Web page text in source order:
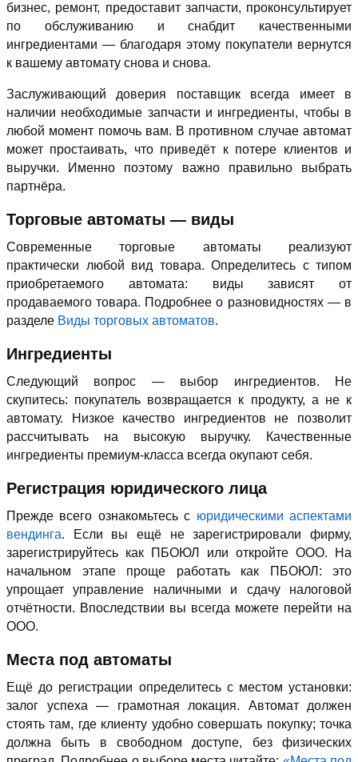
бизнес, ремонт, предоставит запчасти, проконсультирует
по обслуживанию и снабдит качественными
ингредиентами — благодаря этому покупатели вернутся
к вашему автомату снова и снова.
Заслуживающий доверия поставщик всегда имеет в
наличии необходимые запчасти и ингредиенты, чтобы в
любой момент помочь вам. В противном случае автомат
может простаивать, что приведёт к потере клиентов и
выручки. Именно поэтому важно правильно выбрать
партнёра.
Торговые автоматы — виды
Современные торговые автоматы реализуют
практически любой вид товара. Определитесь с типом
приобретаемого автомата: виды зависят от
продаваемого товара. Подробнее о разновидностях — в
разделе Виды торговых автоматов.
Ингредиенты
Следующий вопрос — выбор ингредиентов. Не
скупитесь: покупатель возвращается к продукту, а не к
автомату. Низкое качество ингредиентов не позволит
рассчитывать на высокую выручку. Качественные
ингредиенты премиум-класса всегда окупают себя.
Регистрация юридического лица
Прежде всего ознакомьтесь с юридическими аспектами
вендинга. Если вы ещё не зарегистрировали фирму,
зарегистрируйтесь как ПБОЮЛ или откройте ООО. На
начальном этапе проще работать как ПБОЮЛ: это
упрощает управление наличными и сдачу налоговой
отчётности. Впоследствии вы всегда можете перейти на
ООО.
Места под автоматы
Ещё до регистрации определитесь с местом установки:
залог успеха — грамотная локация. Автомат должен
стоять там, где клиенту удобно совершать покупку; точка
должна быть в свободном доступе, без физических